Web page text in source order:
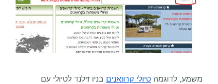
משמע, לדוגמה טיולי קרוואנים בניו זילנד לטיולי עם